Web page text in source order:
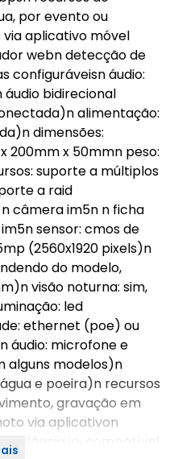
por evento ou
aplicativo móvel
webn detecção de
configuráveisn áudio:
bidirecional
alimentação:
dimensões:
200mm x 50mmn peso:
suporte a múltiplos
a raid
câmera im5n n ficha
sensor: cmos de
(2560x1920 pixels)n
do modelo,
visão noturna: sim,
led
ethernet (poe) ou
áudio: microfone e
alguns modelos)n
e poeira)n recursos
gravação em
via aplicativon
vigilância ip, compatível